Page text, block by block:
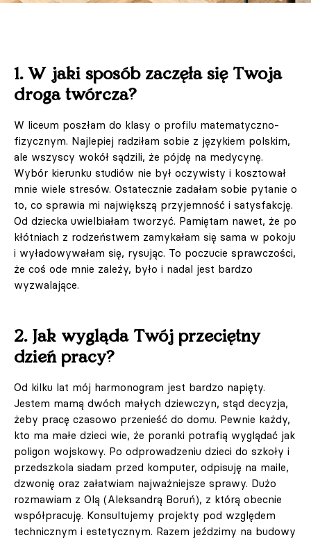
1. W jaki sposób zaczęła się Twoja
droga twórcza?
W liceum poszłam do klasy o profilu matematyczno-
fizycznym. Najlepiej radziłam sobie z językiem polskim,
ale wszyscy wokół sądzili, że pójdę na medycynę.
Wybór kierunku studiów nie był oczywisty i kosztował
mnie wiele stresów. Ostatecznie zadałam sobie pytanie o
to, co sprawia mi największą przyjemność i satysfakcję.
Od dziecka uwielbiałam tworzyć. Pamiętam nawet, że po
kłótniach z rodzeństwem zamykałam się sama w pokoju
i wyładowywałam się, rysując. To poczucie sprawczości,
że coś ode mnie zależy, było i nadal jest bardzo
wyzwalające.
2. Jak wygląda Twój przeciętny
dzień pracy?
Od kilku lat mój harmonogram jest bardzo napięty.
Jestem mamą dwóch małych dziewczyn, stąd decyzja,
żeby pracę czasowo przenieść do domu. Pewnie każdy,
kto ma małe dzieci wie, że poranki potrafią wyglądać jak
poligon wojskowy. Po odprowadzeniu dzieci do szkoły i
przedszkola siadam przed komputer, odpisuję na maile,
dzwonię oraz załatwiam najważniejsze sprawy. Dużo
rozmawiam z Olą (Aleksandrą Boruń), z którą obecnie
współpracuję. Konsultujemy projekty pod względem
technicznym i estetycznym. Razem jeździmy na budowy